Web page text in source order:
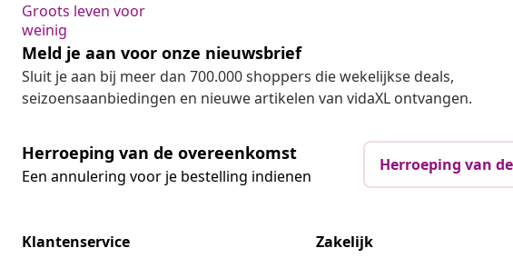
Groots leven voor
weinig
Meld je aan voor onze nieuwsbrief
Sluit je aan bij meer dan 700.000 shoppers die wekelijkse deals,
seizoensaanbiedingen en nieuwe artikelen van vidaXL ontvangen.
Herroeping van de overeenkomst
Een annulering voor je bestelling indienen
Herroeping van
Klantenservice
Zakelijk